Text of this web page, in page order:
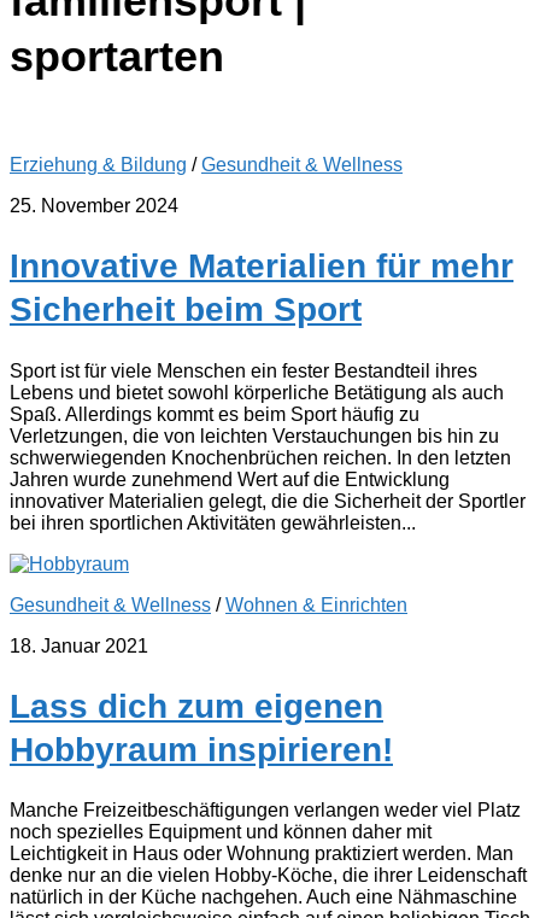
sportarten
Erziehung & Bildung /Gesundheit & Wellness
25. November 2024
Innovative Materialien für mehr
Sicherheit beim Sport
Sport ist für viele Menschen ein fester Bestandteil ihres
Lebens und bietet sowohl körperliche Betätigung als auch
Spaß. Allerdings kommt es beim Sport häufig zu
Verletzungen, die von leichten Verstauchungen bis hin zu
schwerwiegenden Knochenbrüchen reichen. In den letzten
Jahren wurde zunehmend Wert auf die Entwicklung
innovativer Materialien gelegt, die die Sicherheit der Sportler
bei ihren sportlichen Aktivitäten gewährleisten...
Gesundheit & Wellness /Wohnen & Einrichten
18. Januar 2021
Lass dich zum eigenen
Hobbyraum inspirieren!
Manche Freizeitbeschäftigungen verlangen weder viel Platz
noch spezielles Equipment und können daher mit
Leichtigkeit in Haus oder Wohnung praktiziert werden. Man
denke nur an die vielen Hobby-Köche, die ihrer Leidenschaft
natürlich in der Küche nachgehen. Auch eine Nähmaschine